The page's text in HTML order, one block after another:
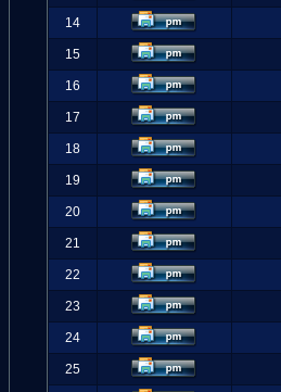
14
15
16
17
18
19
20
21
22
23
24
25